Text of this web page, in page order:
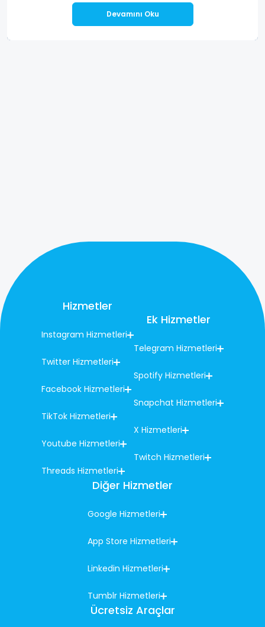
Devamını Oku
Hizmetler
Instagram Hizmetleri
Twitter Hizmetleri
Facebook Hizmetleri
TikTok Hizmetleri
Youtube Hizmetleri
Threads Hizmetleri
Ek Hizmetler
Telegram Hizmetleri
Spotify Hizmetleri
Snapchat Hizmetleri
X Hizmetleri
Twitch Hizmetleri
Diğer Hizmetler
Google Hizmetleri
App Store Hizmetleri
Linkedin Hizmetleri
Tumblr Hizmetleri
Ücretsiz Araçlar